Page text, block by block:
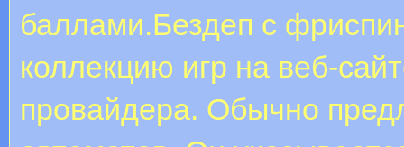
баллами.Бездеп с
коллекцию игр на веб-
провайдера. Обычно